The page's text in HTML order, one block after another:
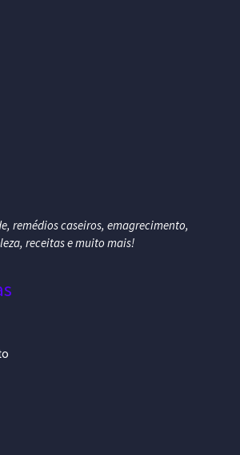
remédios caseiros, emagrecimento,
receitas e muito mais!